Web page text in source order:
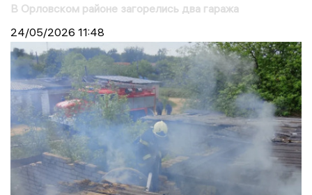
В Орловском районе загорелись два гаража
24/05/2026 11:48